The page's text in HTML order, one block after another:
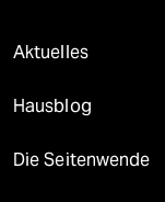
Aktuelles
Hausblog
Die Seitenwende